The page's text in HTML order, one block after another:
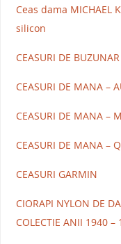
Ceas dama MICHAEL
silicon
CEASURI DE BUZUNAR
CEASURI DE MANA –
CEASURI DE MANA –
CEASURI DE MANA –
CEASURI GARMIN
CIORAPI NYLON DE
COLECTIE ANII 1940 –